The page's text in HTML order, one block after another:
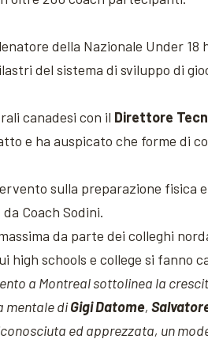
della Nazionale Under
del sistema di sviluppo di
canadesi con il Direttore
e ha auspicato che forme di
sulla preparazione
Coach Sodini.
da parte dei colleghi
high schools e college si fanno
a Montreal sottolinea la
mentale diGigi Datome,
ed apprezzata, un